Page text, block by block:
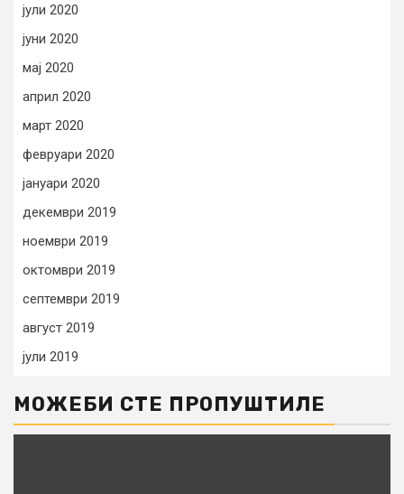
јули 2020
јуни 2020
мај 2020
април 2020
март 2020
февруари 2020
јануари 2020
декември 2019
ноември 2019
октомври 2019
септември 2019
август 2019
јули 2019
МОЖЕБИ СТЕ ПРОПУШТИЛЕ